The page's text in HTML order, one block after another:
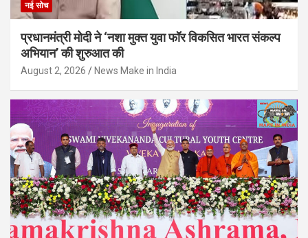
नई सोच
प्रधानमंत्री मोदी ने ‘नशा मुक्त युवा फॉर विकसित भारत संकल्प
अभियान’ की शुरुआत की
August 2, 2026 News Make in India